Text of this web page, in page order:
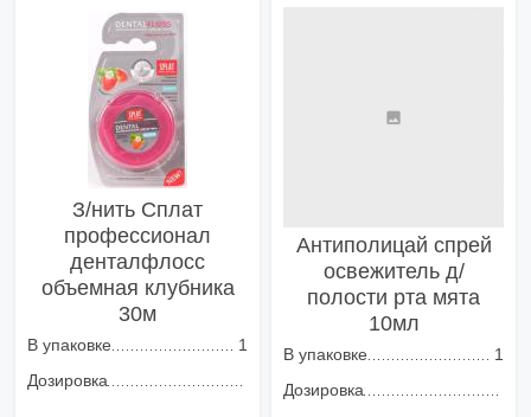
З/нить Сплат
профессионал
денталфлосс
объемная клубника
30м
В упаковке
1
Дозировка
Антиполицай спрей
освежитель д/
полости рта мята
10мл
В упаковке
1
Дозировка